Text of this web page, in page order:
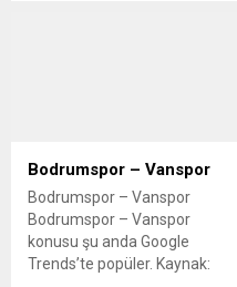
Bulgaristan maçında...
Bodrumspor – Vanspor
Bodrumspor – Vanspor
Bodrumspor – Vanspor
konusu şu anda Google
Trends’te popüler. Kaynak: